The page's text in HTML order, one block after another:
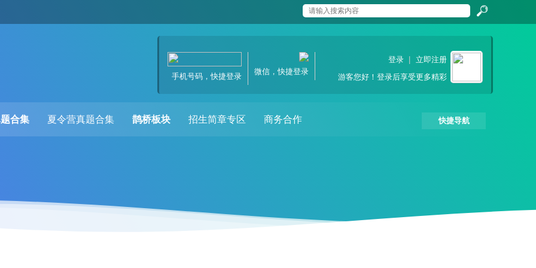
索
登录
立即注册
游客您好！登录后享受更多精彩
微信，快捷登录
手机号码，快捷登录
快捷导航
合集 夏令营真题合集 鹊桥板块 招生简章专区 商务合作